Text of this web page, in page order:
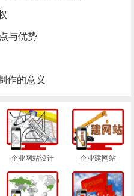
与优势
作的意义
企业网站设计 企业建网站